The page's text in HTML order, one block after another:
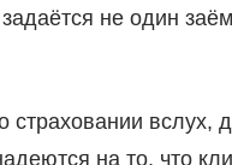
не один
вслух,
на то, что